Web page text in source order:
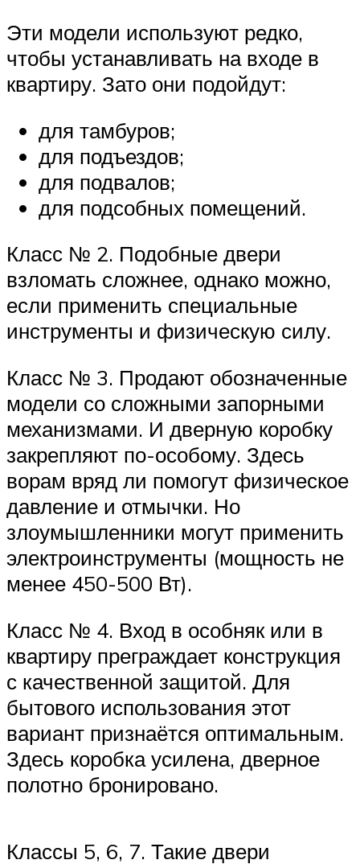
Эти модели используют редко,
чтобы устанавливать на входе в
квартиру. Зато они подойдут:
для тамбуров;
для подъездов;
для подвалов;
для подсобных помещений.
Класс № 2. Подобные двери
взломать сложнее, однако можно,
если применить специальные
инструменты и физическую силу.
Класс № 3. Продают обозначенные
модели со сложными запорными
механизмами. И дверную коробку
закрепляют по-особому. Здесь
ворам вряд ли помогут физическое
давление и отмычки. Но
злоумышленники могут применить
электроинструменты (мощность не
менее 450-500 Вт).
Класс № 4. Вход в особняк или в
квартиру преграждает конструкция
с качественной защитой. Для
бытового использования этот
вариант признаётся оптимальным.
Здесь коробка усилена, дверное
полотно бронировано.
Классы 5, 6, 7. Такие двери